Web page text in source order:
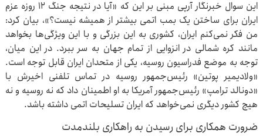
این سوال خبرنگار آرپی مبنی بر این که «آیا در نتیجه جنگ ۱۲ روزه عزم
ایران برای ساختن یک بمب اتمی بیشتر از همیشه نیست؟»، بیان کرد:
من فکر نمی‌کنم ایران، کشوری به این بزرگی و با این ویژگی‌ها بخواهد
مانند کره شمالی در انزوایی از تمام جهان به سر ببرد. در این میان،
توجه به موضع فدراسیون روسیه، یکی از متحدان ایران قابل توجه است.
«ولادیمیر پوتین» رئیس‌جمهور روسیه در تماس تلفنی اخیرش با
«دونالد ترامپ» رئیس‌جمهور آمریکا به او اطمینان داد که نه روسیه و نه
هیچ کشور دیگری نمی‌خواهد که ایران تسلیحات اتمی داشته باشد.
ضرورت همکاری برای رسیدن به راهکاری بلندمدت